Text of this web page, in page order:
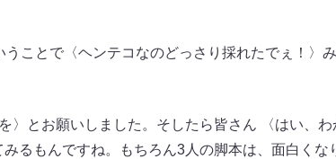
ことで〈ヘンテコなのどっさり採れたでぇ！〉
〉とお願いしました。そしたら皆さん 〈はい、
るもんですね。もちろん3人の脚本は、面白くな